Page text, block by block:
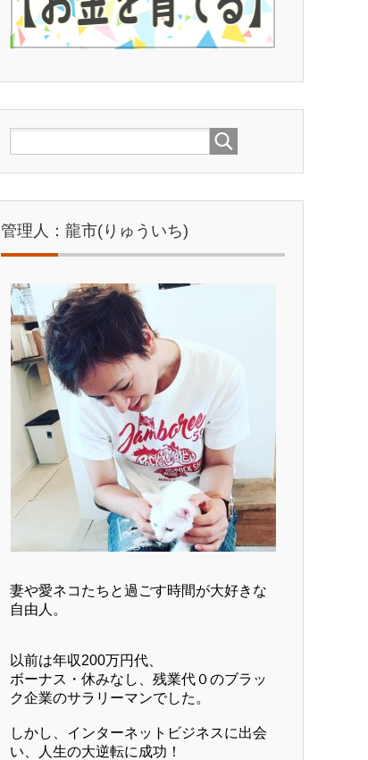
管理人：龍市(りゅういち)
妻や愛ネコたちと過ごす時間が大好きな
自由人。
以前は年収200万円代、
ボーナス・休みなし、残業代０のブラッ
ク企業のサラリーマンでした。
しかし、インターネットビジネスに出会
い、人生の大逆転に成功！